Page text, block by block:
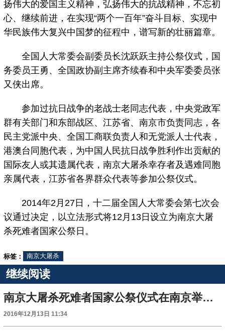
扬伟大的爱国主义精神，弘扬伟大的抗战精神，不忘初
心、继续前进，在实现“两个一百年”奋斗目标、实现中
华民族伟大复兴中国梦的征程中，谱写新的壮丽篇章。
全国人大常委会副委员长沈跃跃主持公祭仪式，国
务委员王勇、全国政协副主席齐续春和中央军委委员张
又侠出席。
参加过抗日战争的老战士老同志代表，中央党政军
群有关部门和东部战区、江苏省、南京市负责同志，各
民主党派中央、全国工商联负责人和无党派人士代表，
港澳台同胞代表，为中国人民抗日战争胜利作出贡献的
国际友人或其遗属代表，南京大屠杀幸存者及遇难同胞
亲属代表，江苏省各界群众代表等参加公祭仪式。
2014年2月27日，十二届全国人大常委会第七次会
议通过决定，以立法形式将12月13日设立为南京大屠
杀死难者国家公祭日。
标签： 南京大屠杀
继续阅读
南京大屠杀死难者国家公祭仪式在南京举行(组图)
2016年12月13日 11:34